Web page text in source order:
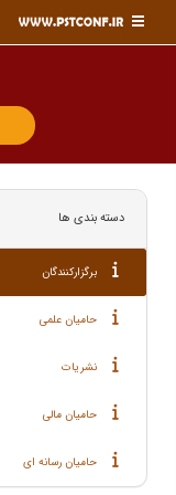
دسته بندی ها
برگزارکنندگان
حامیان علمی
نشریات
حامیان مالی
حامیان رسانه ای